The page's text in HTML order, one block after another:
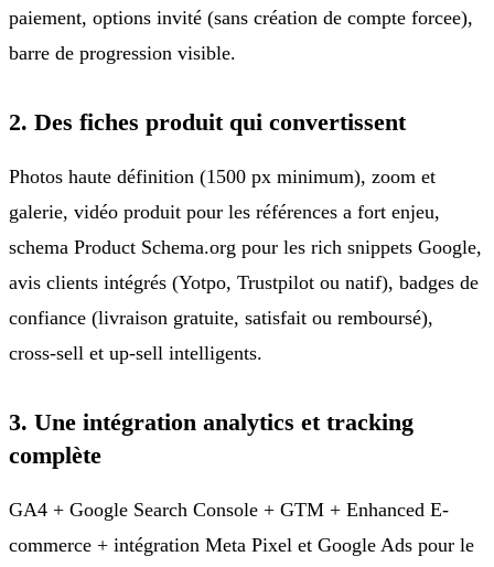
paiement, options invité (sans création de compte forcee),
barre de progression visible.
2. Des fiches produit qui convertissent
Photos haute définition (1500 px minimum), zoom et
galerie, vidéo produit pour les références a fort enjeu,
schema Product Schema.org pour les rich snippets Google,
avis clients intégrés (Yotpo, Trustpilot ou natif), badges de
confiance (livraison gratuite, satisfait ou remboursé),
cross-sell et up-sell intelligents.
3. Une intégration analytics et tracking
complète
GA4 + Google Search Console + GTM + Enhanced E-
commerce + intégration Meta Pixel et Google Ads pour le